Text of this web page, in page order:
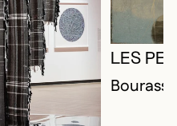
LES